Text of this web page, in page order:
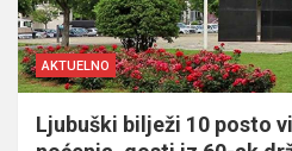
AKTUELNO
Ljubuški bilježi 10 posto